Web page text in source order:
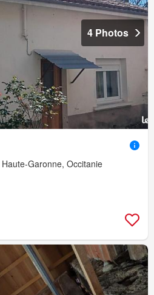
4 Photos
Garonne, Occitanie